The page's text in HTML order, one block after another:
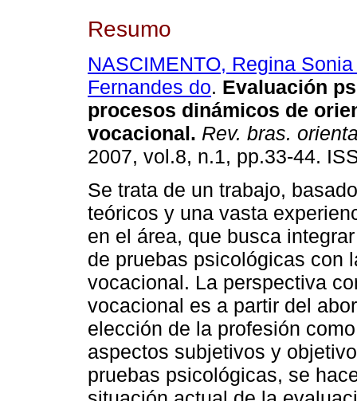
Resumo
NASCIMENTO, Regina
Fernandes do. Evaluación
procesos dinámicos de
vocacional. Rev. bras.
2007, vol.8, n.1, pp.33-44.
Se trata de un trabajo,
teóricos y una vasta
en el área, que busca
de pruebas psicológicas con
vocacional. La perspectiva
vocacional es a partir del
elección de la profesión
aspectos subjetivos y
pruebas psicológicas, se